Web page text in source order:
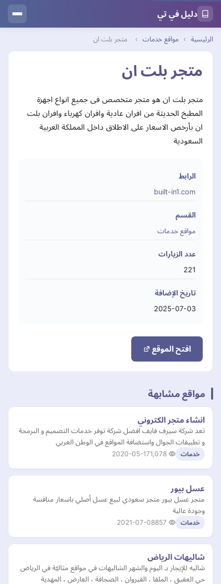
دليل في تي
الرئيسية › مواقع خدمات › متجر بلت ان
متجر بلت ان
متجر بلت ان هو متجر متخصص فى جميع انواع اجهزة
المطبخ الحديثة من افران عادية وافران كهرباء وافران بلت
ان بأرخص الاسعار على الاطلاق داخل المملكة العربية
السعودية
الرابط
built-in1.com
القسم
مواقع خدمات
عدد الزيارات
221
تاريخ الإضافة
2025-07-03
افتح الموقع
مواقع مشابهة
انشاء متجر الكتروني
تعد شركة سيرف فايف افضل شركة توفر خدمات التصميم و البرمجة
و تطبيقات الجوال واستضافة المواقع في الوطن العربي
خدمات 2020-05-17
عسل بيور
متجر عسل بيور متجر سعودي لبيع عسل أصلي باسعار منافسة
وجودة عالية
خدمات 2021-07-08
شاليهات الرياض
شاليه للإيجار بـ اليوم والشهر الشاليهات في مواقع مثاليّة في الرياض
حي العقيق ، الملقا ، القيروان ، الصحافة ، العارض ، المهدية